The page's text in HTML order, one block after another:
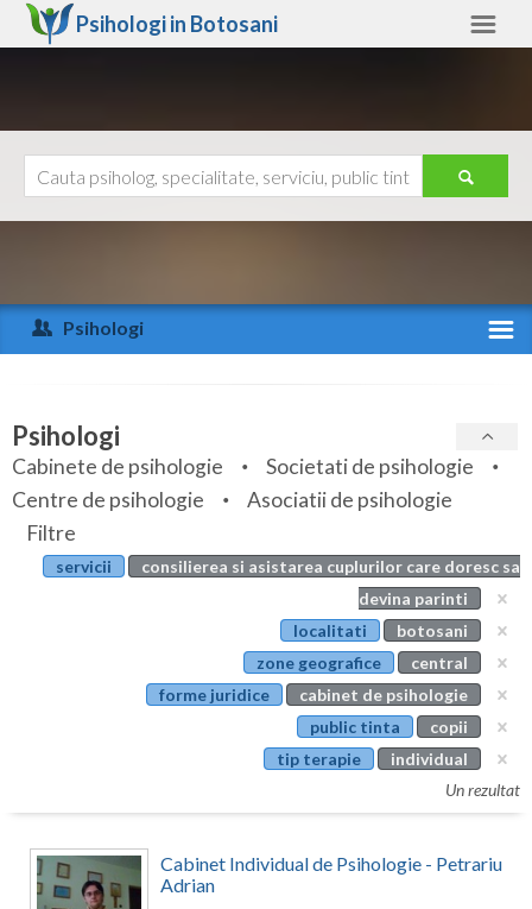
Psihologi in Botosani
Arad
Arges
Bihor
Bistrita-Nasaud
Botosani
Cluj
Ajutor
Psihologi
Specialitati
Servicii
Articole
Evenimente
Psihologi
Cabinete de psihologie
Societati de psihologie
Centre de psihologie
Asociatii de psihologie
Filtre
servicii
consilierea si asistarea cuplurilor care doresc sa
devina parinti
localitati
botosani
zone geografice
central
forme juridice
cabinet de psihologie
public tinta
copii
tip terapie
individual
Un rezultat
Cabinet Individual de Psihologie - Petrariu
Adrian